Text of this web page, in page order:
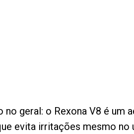
geral: o Rexona V8 é
evita irritações mesmo no